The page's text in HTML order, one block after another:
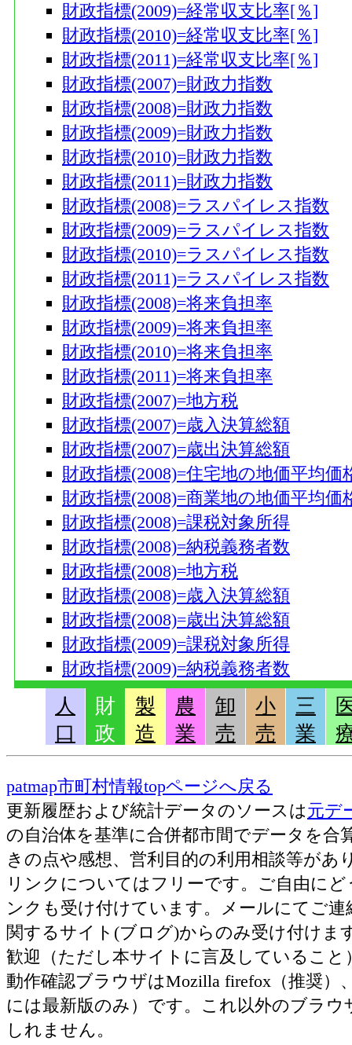
財政指標(2009)=経常収支比率[％]
財政指標(2010)=経常収支比率[％]
財政指標(2011)=経常収支比率[％]
財政指標(2007)=財政力指数
財政指標(2008)=財政力指数
財政指標(2009)=財政力指数
財政指標(2010)=財政力指数
財政指標(2011)=財政力指数
財政指標(2008)=ラスパイレス指数
財政指標(2009)=ラスパイレス指数
財政指標(2010)=ラスパイレス指数
財政指標(2011)=ラスパイレス指数
財政指標(2008)=将来負担率
財政指標(2009)=将来負担率
財政指標(2010)=将来負担率
財政指標(2011)=将来負担率
財政指標(2007)=地方税
財政指標(2007)=歳入決算総額
財政指標(2007)=歳出決算総額
財政指標(2008)=住宅地の地価平均価
財政指標(2008)=商業地の地価平均価
財政指標(2008)=課税対象所得
財政指標(2008)=納税義務者数
財政指標(2008)=地方税
財政指標(2008)=歳入決算総額
財政指標(2008)=歳出決算総額
財政指標(2009)=課税対象所得
財政指標(2009)=納税義務者数
人
口
財
政
製
造
農
業
卸
売
小
売
三
業
patmap市町村情報topページへ戻る
更新履歴および統計データのソースは元デ
の自治体を基準に合併都市間でデータを
きの点や感想、営利目的の利用相談等があ
リンクについてはフリーです。ご自由に
ンクも受け付けています。メールにてご
関するサイト(ブログ)からのみ受け付け
歓迎（ただし本サイトに言及していること
動作確認ブラウザはMozilla firefox（推奨）
には最新版のみ）です。これ以外のブラ
しれません。